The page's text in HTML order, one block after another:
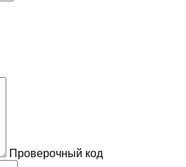
Проверочный код